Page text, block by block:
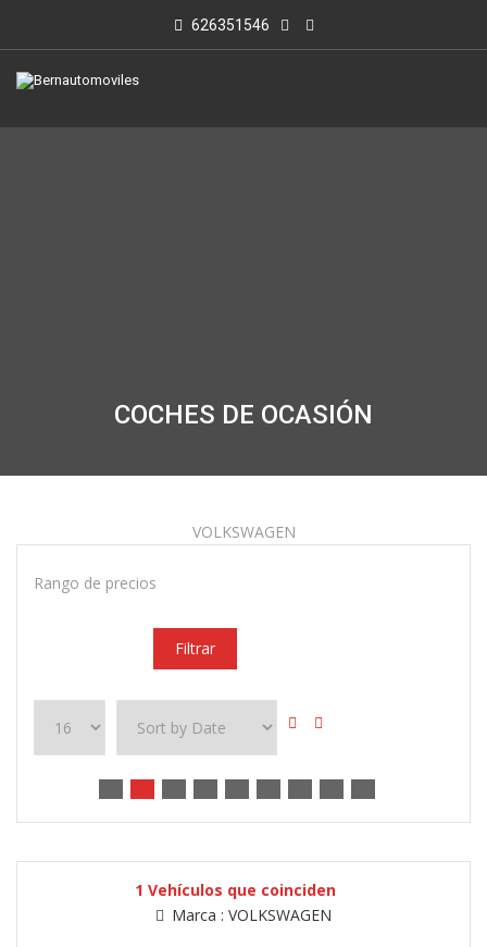
626351546
COCHES DE OCASIÓN
VOLKSWAGEN
Rango de precios
Filtrar
1 Vehículos que coinciden
Marca : VOLKSWAGEN